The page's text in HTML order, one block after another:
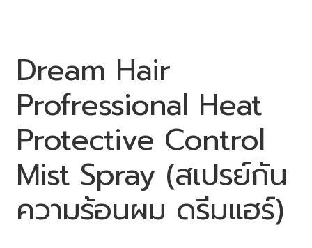
Dream Hair
Profressional Heat
Protective Control
Mist Spray (สเปรย์กัน
ความร้อนผม ดรีมแฮร์)